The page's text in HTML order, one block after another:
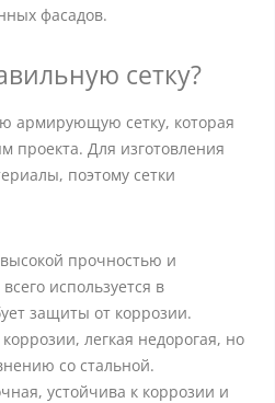
фасадов.
сетку?
армирующую сетку, которая
проекта. Для изготовления
поэтому сетки
прочностью и
используется в
защиты от коррозии.
легкая недорогая, но
со стальной.
устойчива к коррозии и